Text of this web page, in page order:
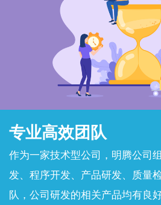
专业高效团队
作为一家技术型公司，明腾公司
发、程序开发、产品研发、质量
队，公司研发的相关产品均有良